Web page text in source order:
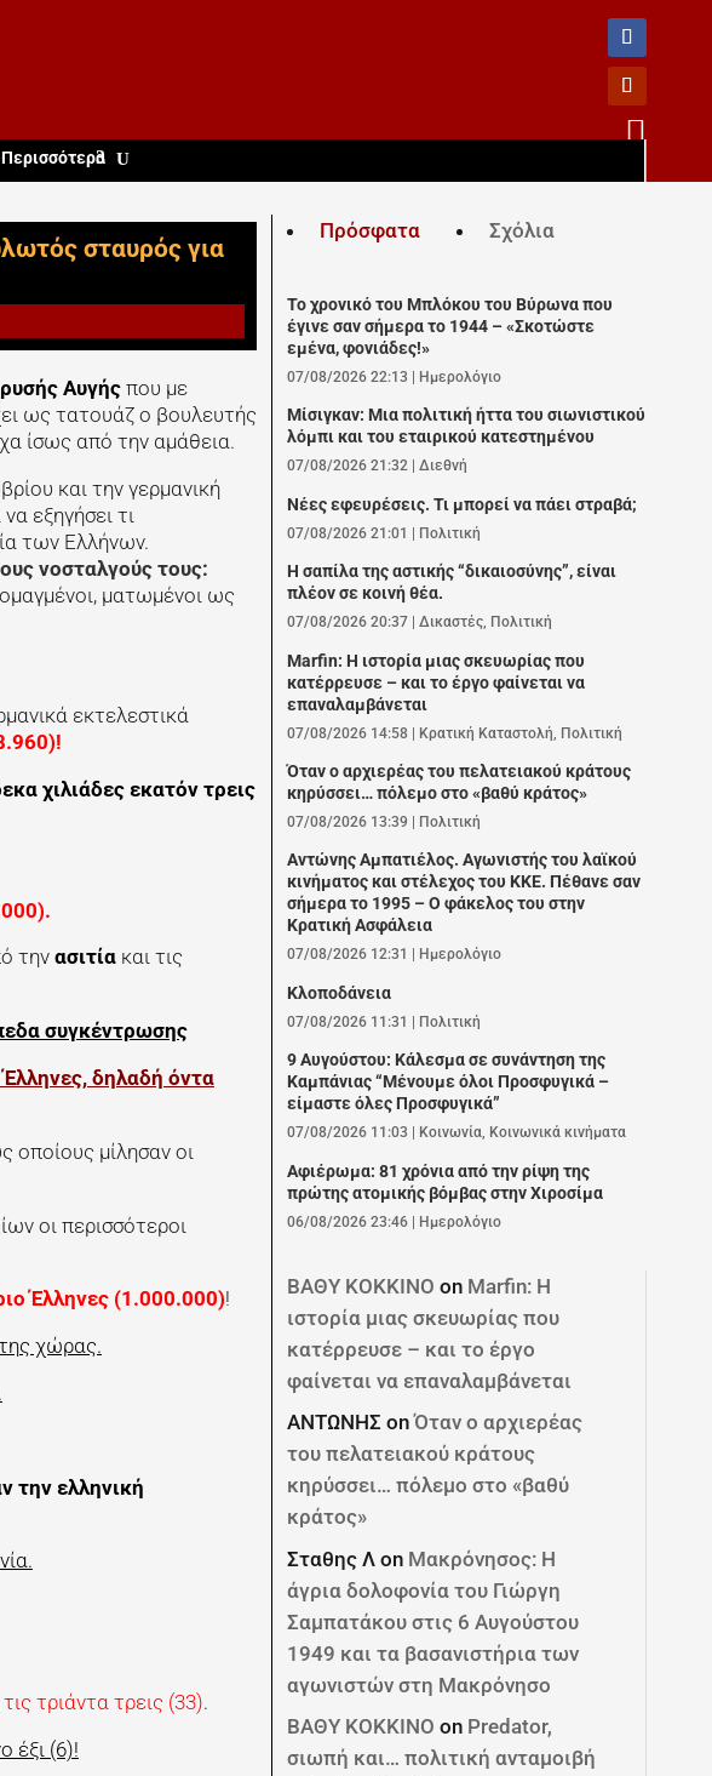

Περισσότερα
σταυρός για
Αυγής που με
ως τατουάζ ο βουλευτής
ίσως από την αμάθεια.
και την γερμανική
εξηγήσει τι
των Ελλήνων.
νοσταλγούς τους:
ματωμένοι ως
εκτελεστικά
χιλιάδες εκατόν τρεις
την ασιτία και τις
συγκέντρωσης
δηλαδή όντα
οποίους μίλησαν οι
οι περισσότεροι
Έλληνες (1.000.000)!
χώρας.
την ελληνική
τριάντα τρεις (33).
έξι (6)!
Πρόσφατα Σχόλια
Το χρονικό του Μπλόκου του Βύρωνα που
έγινε σαν σήμερα το 1944 – «Σκοτώστε
εμένα, φονιάδες!»
07/08/2026 22:13 | Ημερολόγιο
Μίσιγκαν: Μια πολιτική ήττα του σιωνιστικού
λόμπι και του εταιρικού κατεστημένου
07/08/2026 21:32 |Διεθνή
Νέες εφευρέσεις. Τι μπορεί να πάει στραβά;
07/08/2026 21:01 | Πολιτική
Η σαπίλα της αστικής “δικαιοσύνης”, είναι
πλέον σε κοινή θέα.
07/08/2026 20:37 |Δικαστές, Πολιτική
Marfin: Η ιστορία μιας σκευωρίας που
κατέρρευσε – και το έργο φαίνεται να
επαναλαμβάνεται
07/08/2026 14:58 | Κρατική Καταστολή Πολιτική
Όταν ο αρχιερέας του πελατειακού κράτους
κηρύσσει… πόλεμο στο «βαθύ κράτος»
07/08/2026 13:39 Πολιτική
Αντώνης Αμπατιέλος. Αγωνιστής του λαϊκού
κινήματος και στέλεχος του ΚΚΕ. Πέθανε σαν
σήμερα το 1995 – Ο φάκελος του στην
Κρατική Ασφάλεια
07/08/2026 12:31 Ημερολόγιο
Κλοποδάνεια
07/08/2026 11:31 | Πολιτική
9 Αυγούστου: Κάλεσμα σε συνάντηση της
Καμπάνιας “Μένουμε όλοι Προσφυγικά –
είμαστε όλες Προσφυγικά”
07/08/2026 11:03 Κοινωνία, Κοινωνικά κινήματα
Αφιέρωμα: 81 χρόνια από την ρίψη της
πρώτης ατομικής βόμβας στην Χιροσίμα
06/08/2026 23:46 | Ημερολόγιο
ΒΑΘΥ ΚΟΚΚΙΝΟ on Marfin: Η
ιστορία μιας σκευωρίας που
κατέρρευσε – και το έργο
φαίνεται να επαναλαμβάνεται
ΑΝΤΩΝΗΣ onΌταν ο αρχιερέας
του πελατειακού κράτους
κηρύσσει… πόλεμο στο «βαθύ
κράτος»
Σταθης Λ on Μακρόνησος: Η
άγρια δολοφονία του Γιώργη
Σαμπατάκου στις 6 Αυγούστου
1949 και τα βασανιστήρια των
αγωνιστών στη Μακρόνησο
ΒΑΘΥ ΚΟΚΚΙΝΟ on Predator,
σιωπή και… πολιτική ανταμοιβή